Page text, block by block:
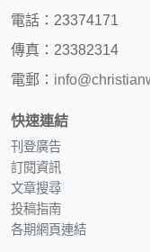
電話：23374171
傳真：23382314
電郵：
快速連結
刊登廣告
訂閱資訊
文章搜尋
投稿指南
各期網頁連結